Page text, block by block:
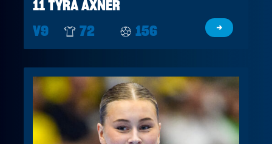
11 TYRA AXNÉR
V9
72 156 →